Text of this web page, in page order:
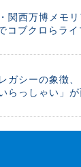
関西万博メモ
コブクロらライ
ガシーの象徴
らっしゃい」